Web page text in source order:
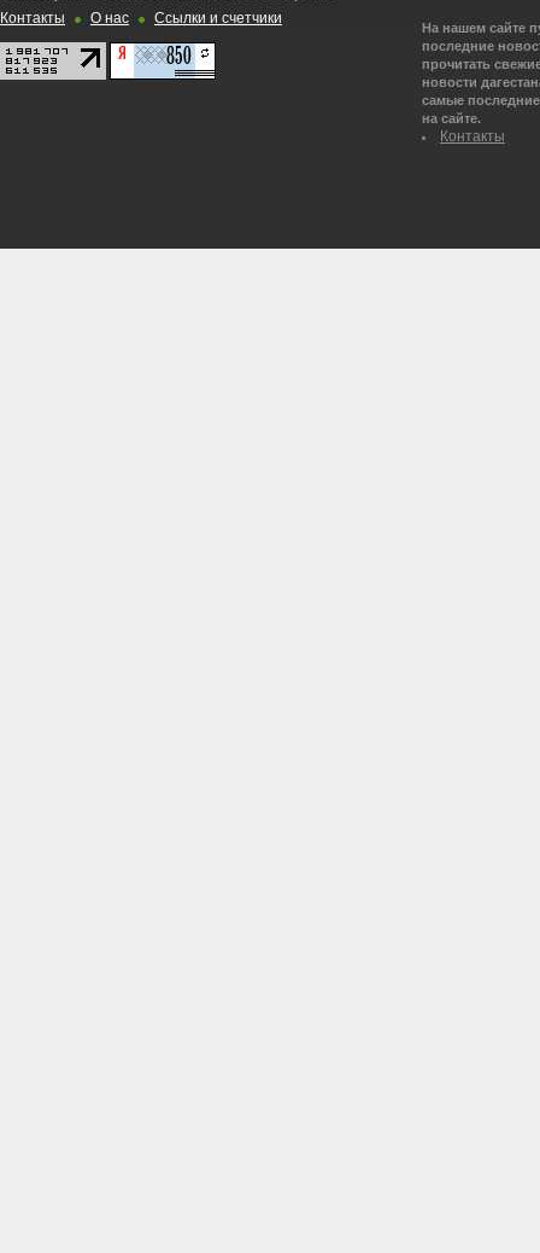
Контакты
О нас Ссылки и счетчики
На нашем сайте
последние
прочитать
новости
самые
на сайте.
Контакты